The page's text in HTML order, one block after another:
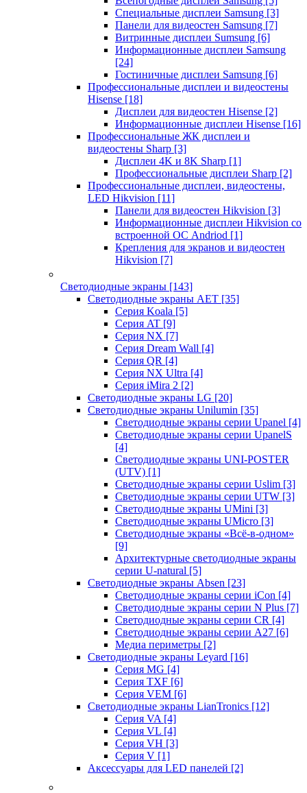
Специальные дисплеи Samsung [3]
Панели для видеостен Samsung [7]
Витринные дисплеи Sumsung [6]
Информационные дисплеи Samsung
[24]
Гостиничные дисплеи Samsung [6]
Профессиональные дисплеи и видеостены
Hisense [18]
Дисплеи для видеостен Hisense [2]
Информационные дисплеи Hisense [16]
Профессиональные ЖК дисплеи и
видеостены Sharp [3]
Дисплеи 4K и 8K Sharp [1]
Профессиональные дисплеи Sharp [2]
Профессиональные дисплеи, видеостены,
LED Hikvision [11]
Панели для видеостен Hikvision [3]
Информационные дисплеи Hikvision со
встроенной ОС Andriod [1]
Крепления для экранов и видеостен
Hikvision [7]
Светодиодные экраны [143]
Светодиодные экраны AET [35]
Cерия Koala [5]
Серия AT [9]
Серия NX [7]
Серия Dream Wall [4]
Серия QR [4]
Серия NX Ultra [4]
Серия iMira 2 [2]
Светодиодные экраны LG [20]
Светодиодные экраны Unilumin [35]
Светодиодные экраны серии Upanel [4]
Светодиодные экраны серии UpanelS
[4]
Светодиодные экраны UNI-POSTER
(UTV) [1]
Светодиодные экраны серии Uslim [3]
Светодиодные экраны серии UTW [3]
Светодиодные экраны UMini [3]
Светодиодные экраны UMicro [3]
Светодиодные экраны «Всё-в-одном»
[9]
Архитектурные светодиодные экраны
серии U-natural [5]
Светодиодные экраны Absen [23]
Светодиодные экраны серии iCon [4]
Светодиодные экраны серии N Plus [7]
Светодиодные экраны серии CR [4]
Светодиодные экраны серии А27 [6]
Медиа периметры [2]
Светодиодные экраны Leyard [16]
Серия MG [4]
Серия TXF [6]
Серия VEM [6]
Светодиодные экраны LianTronics [12]
Серия VA [4]
Серия VL [4]
Серия VH [3]
Серия V [1]
Аксессуары для LED панелей [2]